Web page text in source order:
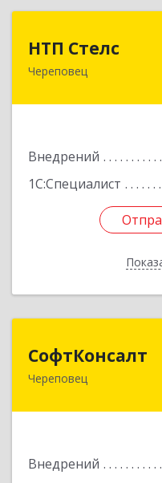
НТП Стелс
Череповец
Внедрений
1С:Специалист
162512,
СофтКонсалт
Череповец
Внедрений
162614,